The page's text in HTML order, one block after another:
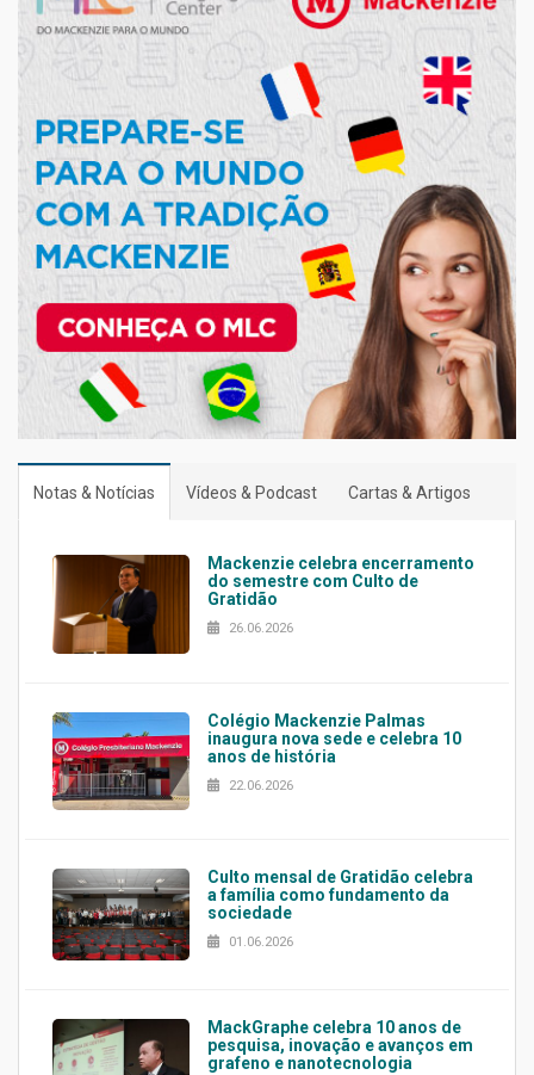
Notas & Notícias Vídeos & Podcast Cartas & Artigos
Mackenzie celebra encerramento
do semestre com Culto de
Gratidão
26.06.2026
Colégio Mackenzie Palmas
inaugura nova sede e celebra 10
anos de história
22.06.2026
Culto mensal de Gratidão celebra
a família como fundamento da
sociedade
01.06.2026
MackGraphe celebra 10 anos de
pesquisa, inovação e avanços em
grafeno e nanotecnologia